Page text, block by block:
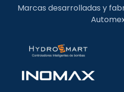
Marcas desarrolladas y